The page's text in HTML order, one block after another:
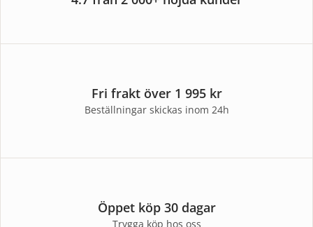
Fri frakt över 1 995 kr
Beställningar skickas inom 24h
Öppet köp 30 dagar
Trygga köp hos oss